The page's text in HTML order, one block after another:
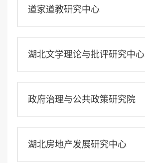
道家道教研究中心
湖北文学理论与批评研究中心
政府治理与公共政策研究院
湖北房地产发展研究中心